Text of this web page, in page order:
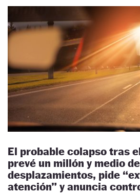
El probable colapso tras
prevé un millón y medio de
desplazamientos, pide
atención” y anuncia